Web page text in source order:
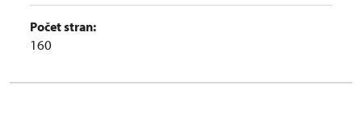
Počet stran:
160